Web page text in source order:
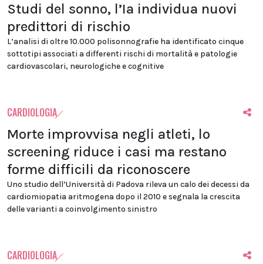
Studi del sonno, l’Ia individua nuovi
predittori di rischio
L’analisi di oltre 10.000 polisonnografie ha identificato cinque
sottotipi associati a differenti rischi di mortalità e patologie
cardiovascolari, neurologiche e cognitive
CARDIOLOGIA
Morte improvvisa negli atleti, lo
screening riduce i casi ma restano
forme difficili da riconoscere
Uno studio dell’Università di Padova rileva un calo dei decessi da
cardiomiopatia aritmogena dopo il 2010 e segnala la crescita
delle varianti a coinvolgimento sinistro
CARDIOLOGIA